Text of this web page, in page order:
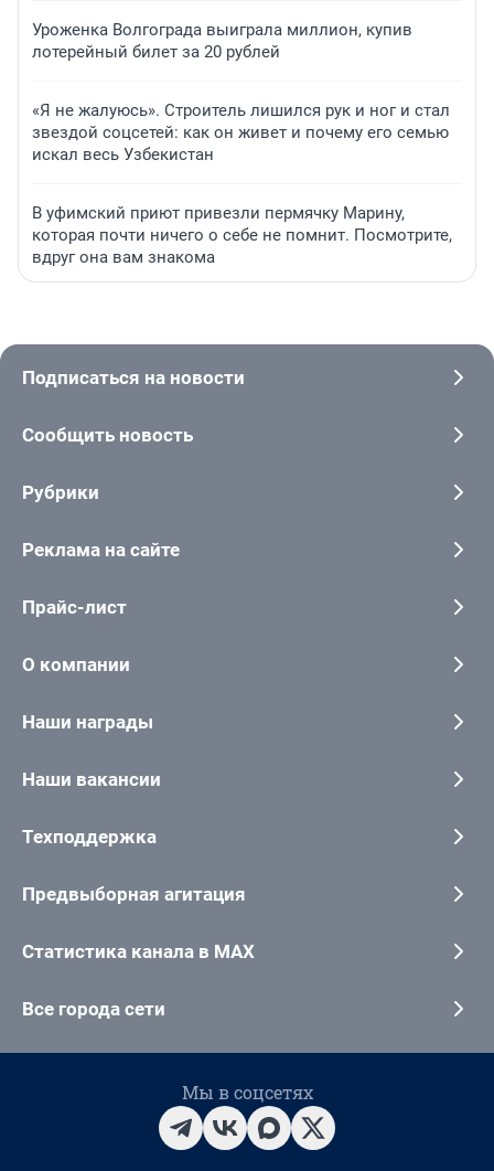
Уроженка Волгограда выиграла миллион, купив
лотерейный билет за 20 рублей
«Я не жалуюсь». Строитель лишился рук и ног и стал
звездой соцсетей: как он живет и почему его семью
искал весь Узбекистан
В уфимский приют привезли пермячку Марину,
которая почти ничего о себе не помнит. Посмотрите,
вдруг она вам знакома
Подписаться на новости
Сообщить новость
Рубрики
Реклама на сайте
Прайс-лист
О компании
Наши награды
Наши вакансии
Техподдержка
Предвыборная агитация
Статистика канала в MAX
Все города сети
Мы в соцсетях